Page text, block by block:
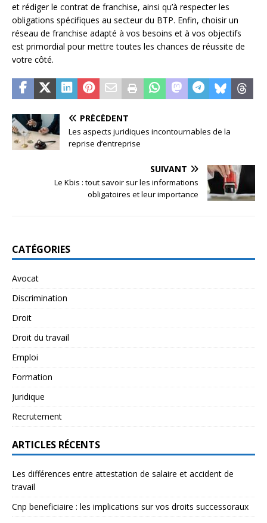
et rédiger le contrat de franchise, ainsi qu’à respecter les
obligations spécifiques au secteur du BTP. Enfin, choisir un
réseau de franchise adapté à vos besoins et à vos objectifs
est primordial pour mettre toutes les chances de réussite de
votre côté.
PRÉCÉDENT
Les aspects juridiques incontournables de la
reprise d’entreprise
SUIVANT
Le Kbis : tout savoir sur les informations
obligatoires et leur importance
CATÉGORIES
Avocat
Discrimination
Droit
Droit du travail
Emploi
Formation
Juridique
Recrutement
ARTICLES RÉCENTS
Les différences entre attestation de salaire et accident de
travail
Cnp beneficiaire : les implications sur vos droits successoraux